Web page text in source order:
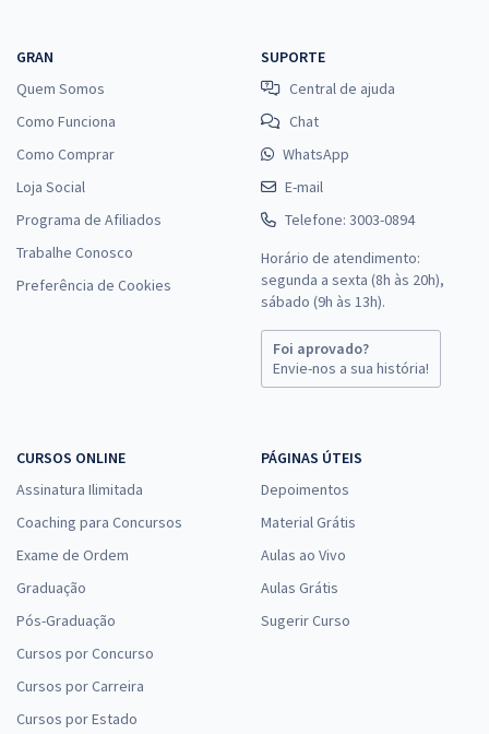
GRAN
Quem Somos
Como Funciona
Como Comprar
Loja Social
Programa de Afiliados
Trabalhe Conosco
Preferência de Cookies
SUPORTE
Central de ajuda
Chat
WhatsApp
E-mail
Telefone: 3003-0894
Horário de atendimento:
segunda a sexta (8h às 20h),
sábado (9h às 13h).
Foi aprovado?
Envie-nos a sua história!
CURSOS ONLINE
Assinatura Ilimitada
Coaching para Concursos
Exame de Ordem
Graduação
Pós-Graduação
Cursos por Concurso
Cursos por Carreira
Cursos por Estado
PÁGINAS ÚTEIS
Depoimentos
Material Grátis
Aulas ao Vivo
Aulas Grátis
Sugerir Curso